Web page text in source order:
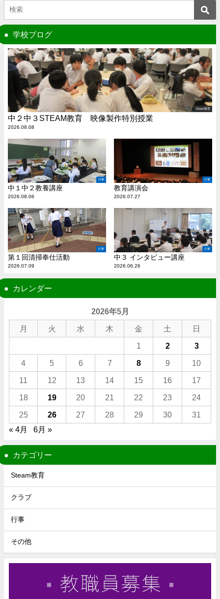
学校ブログ
Steam教育
中２中３STEAM教育 映像製作特別授業
2026.08.08
行事
中１中２教養講座
2026.08.06
行事
教育講演会
2026.07.27
行事
第１回清掃奉仕活動
2026.07.09
行事
中３ インタビュー講座
2026.06.26
カレンダー
2026年5月
月 火 水 木 金 土 日
1 2 3
4 5 6 7 8 9 10
11 12 13 14 15 16 17
18 19 20 21 22 23 24
25 26 27 28 29 30
31
« 4月
6月 »
カテゴリー
Steam教育
クラブ
行事
その他